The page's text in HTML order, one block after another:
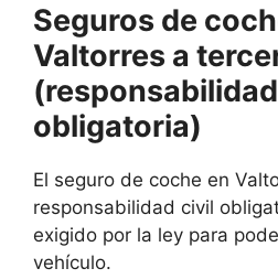
Seguros de
Valtorres a
obligatoria)
El seguro de coche en
responsabilidad civil
exigido por la ley para
vehículo.